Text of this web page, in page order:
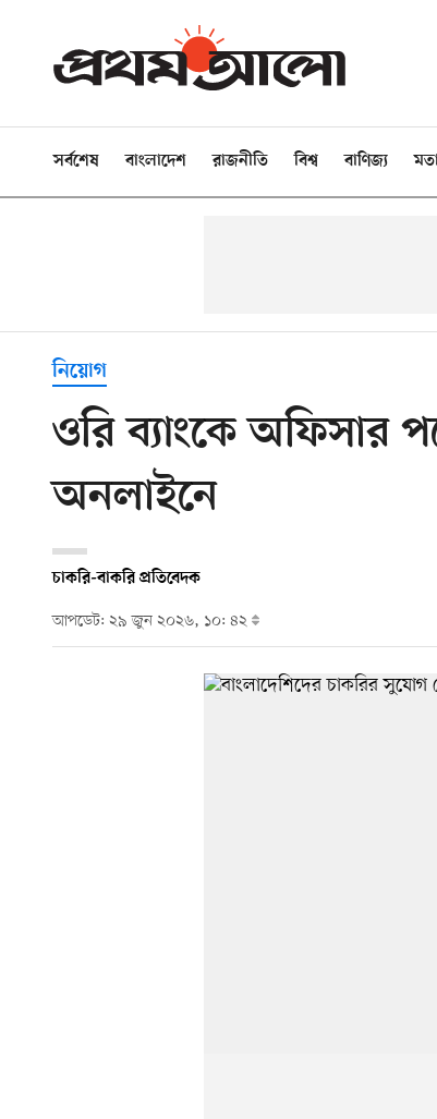
সর্বশেষ বাংলাদেশ রাজনীতি বিশ্ব বাণিজ্য
নিয়োগ
ওরি ব্যাংকে অফিসার
অনলাইনে
চাকরি-বাকরি প্রতিবেদক
আপডেট: ২৯ জুন ২০২৬, ১০: ৪২